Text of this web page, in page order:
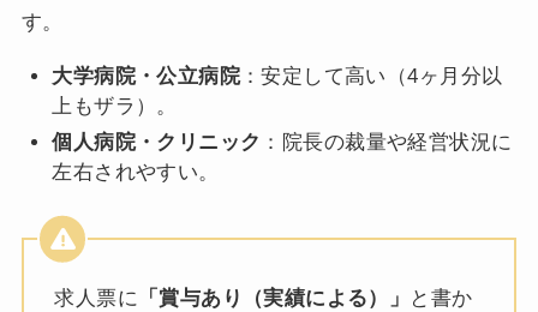
す。
大学病院・公立病院：安定して高い（4ヶ月分以
上もザラ）。
個人病院・クリニック ：院長の裁量や経営状況に
左右されやすい。
求人票に 「賞与あり（実績による）」
と書か